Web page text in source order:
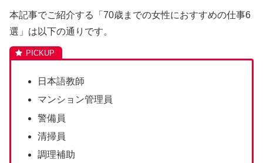
本記事でご紹介する「70歳までの女性におすすめの仕事6
選」は以下の通りです。
日本語教師
マンション管理員
警備員
清掃員
調理補助